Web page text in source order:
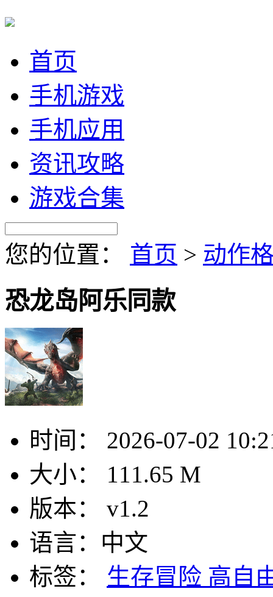
首页
手机游戏
手机应用
资讯攻略
游戏合集
您的位置： 首页 > 动作
恐龙岛阿乐同款
时间：
2026-07-02
大小：
111.65 M
版本：
v1.2
语言： 中文
标签：
生存冒险 高自